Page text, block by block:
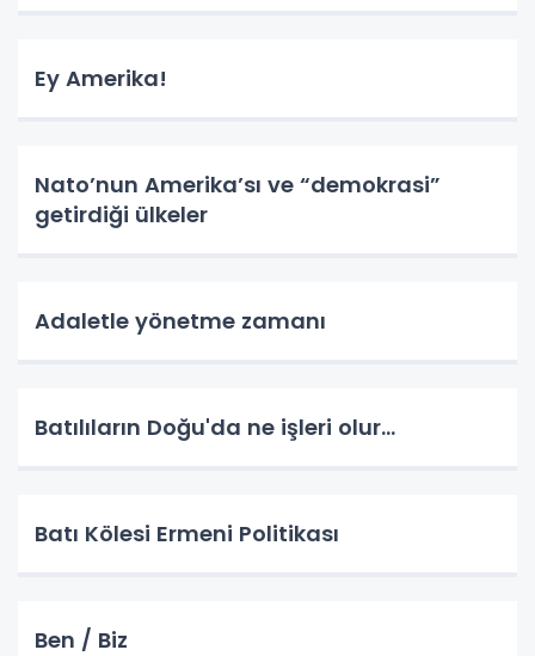
Ey Amerika!
Nato’nun Amerika’sı ve “demokrasi”
getirdiği ülkeler
Adaletle yönetme zamanı
Batılıların Doğu'da ne işleri olur...
Batı Kölesi Ermeni Politikası
Ben / Biz